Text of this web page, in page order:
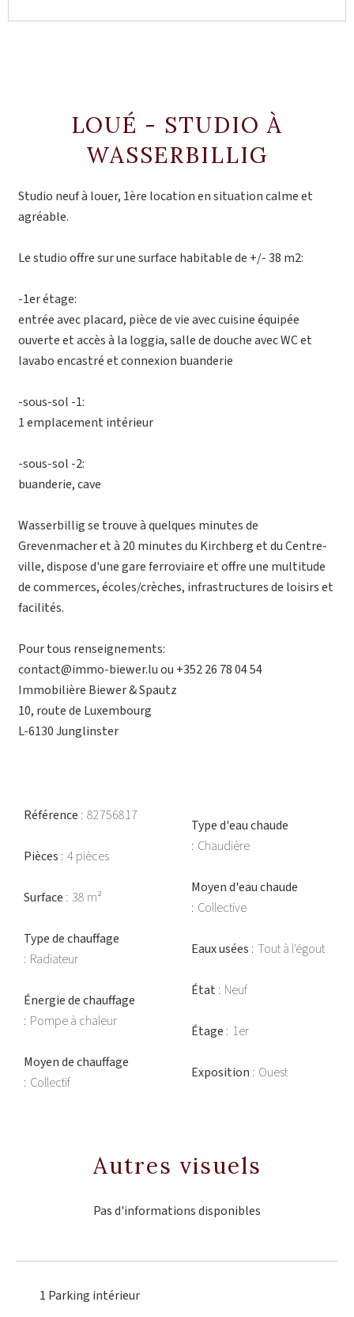
LOUÉ - STUDIO À
WASSERBILLIG
Studio neuf à louer, 1ère location en situation calme et
agréable.
Le studio offre sur une surface habitable de +/- 38 m2:
-1er étage:
entrée avec placard, pièce de vie avec cuisine équipée
ouverte et accès à la loggia, salle de douche avec WC et
lavabo encastré et connexion buanderie
-sous-sol -1:
1 emplacement intérieur
-sous-sol -2:
buanderie, cave
Wasserbillig se trouve à quelques minutes de
Grevenmacher et à 20 minutes du Kirchberg et du Centre-
ville, dispose d'une gare ferroviaire et offre une multitude
de commerces, écoles/crèches, infrastructures de loisirs et
facilités.
Pour tous renseignements:
contact@immo-biewer.lu ou +352 26 78 04 54
Immobilière Biewer & Spautz
10, route de Luxembourg
L-6130 Junglinster
Référence 82756817
Pièces 4 pièces
Surface 38 m²
Type de chauffage
Radiateur
Énergie de chauffage
Pompe à chaleur
Moyen de chauffage
Collectif
Type d'eau chaude
Chaudière
Moyen d'eau chaude
Collective
Eaux usées Tout à l'égout
État Neuf
Étage 1er
Exposition Ouest
Autres visuels
Pas d'informations disponibles
1 Parking intérieur